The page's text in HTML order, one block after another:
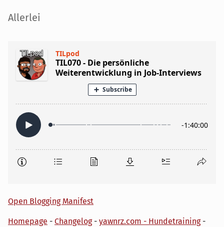
Seitenleiste
Allerlei
Open Blogging Manifest
Homepage - Changelog- yawnrz.com - Hundetraining-